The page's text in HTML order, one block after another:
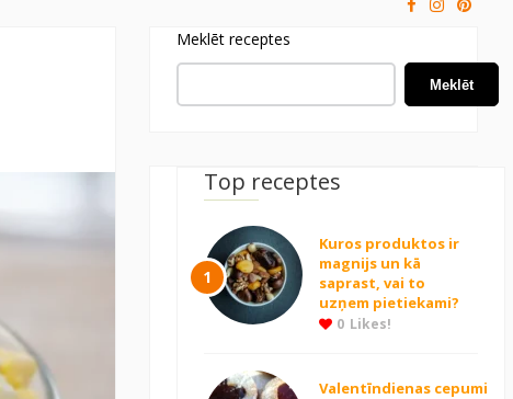
Meklēt receptes
Meklēt
Top receptes
1
Kuros produktos ir
magnijs un kā
saprast, vai to
uzņem pietiekami?
0 Likes!
Valentīndienas cepumi